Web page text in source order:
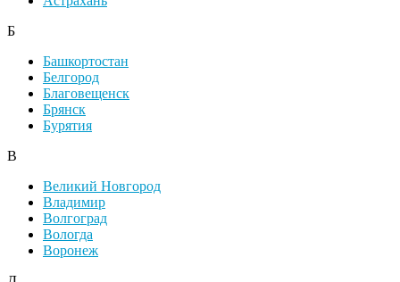
Б
Башкортостан
Белгород
Благовещенск
Брянск
Бурятия
В
Великий Новгород
Владимир
Волгоград
Вологда
Воронеж